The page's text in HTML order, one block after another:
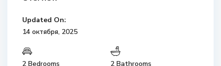
Updated On:
14 октября, 2025
2 Bedrooms 2 Bathrooms